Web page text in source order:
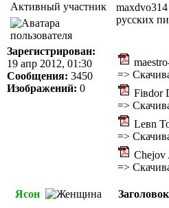
Активный участник
Зарегистрирован:
19 апр 2012, 01:30
Сообщения: 3450
Изображений: 0
русских
=>
Fiвdor
=>
Leвn
=>
Chejov
=>
Ясон